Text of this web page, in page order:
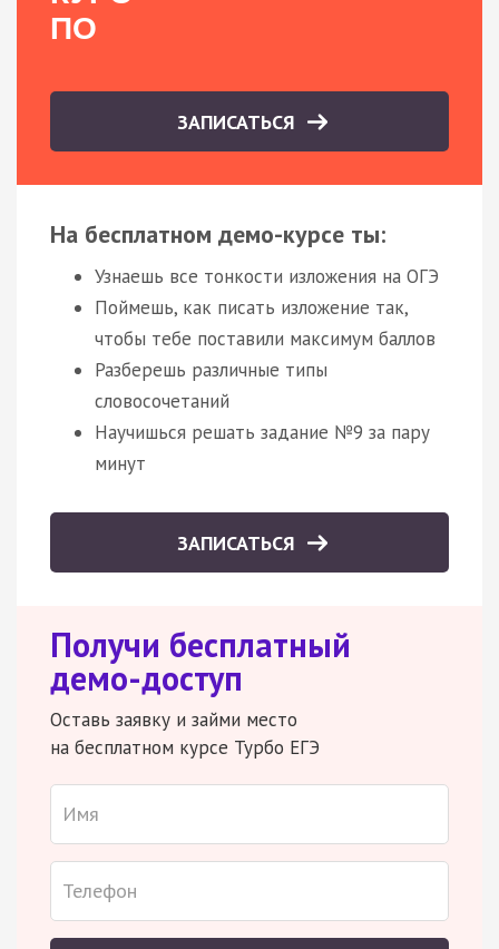
ПО
ЗАПИСАТЬСЯ
На бесплатном демо-курсе ты:
Узнаешь все тонкости изложения на ОГЭ
Поймешь, как писать изложение так,
чтобы тебе поставили максимум баллов
Разберешь различные типы
словосочетаний
Научишься решать задание №9 за пару
минут
ЗАПИСАТЬСЯ
Получи бесплатный
демо-доступ
Оставь заявку и займи место
на бесплатном курсе Турбо ЕГЭ